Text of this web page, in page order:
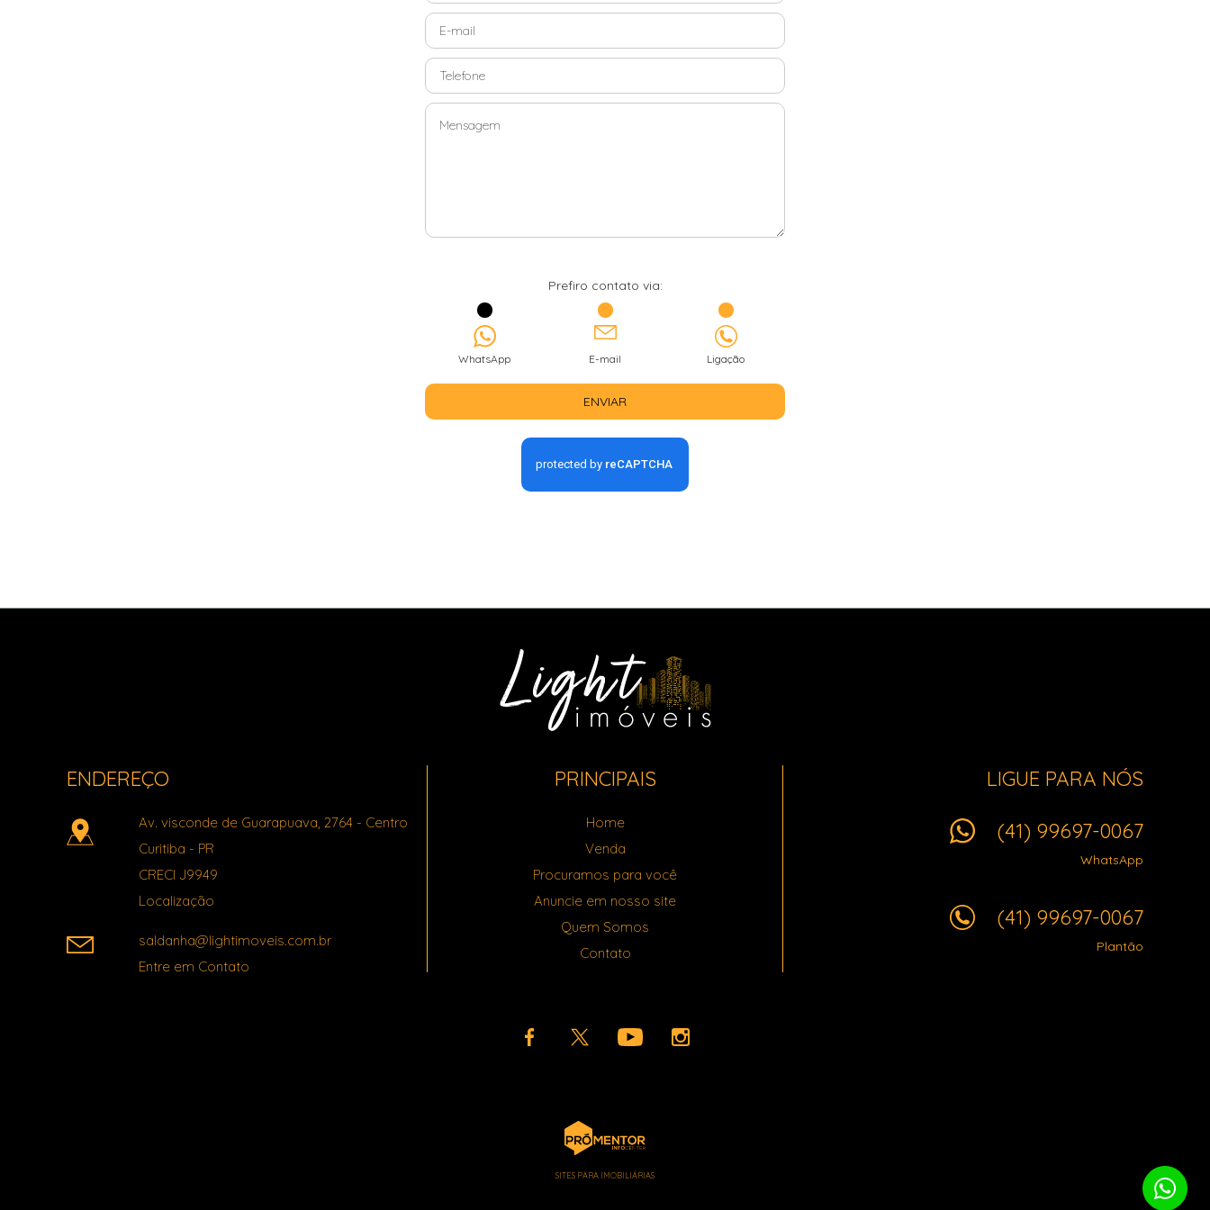
Prefiro contato via:
WhatsApp E-mail Ligação
ENVIAR
ENDEREÇO
Av. visconde de Guarapuava, 2764 - Centro
Curitiba - PR
CRECI J9949
Localização
saldanha@lightimoveis.com.br
Entre em Contato
PRINCIPAIS
Home
Venda
Procuramos para você
Anuncie em nosso site
Quem Somos
Contato
LIGUE PARA NÓS
(41) 99697-0067
WhatsApp
(41) 99697-0067
Plantão
SITES PARA IMOBILIÁRIAS